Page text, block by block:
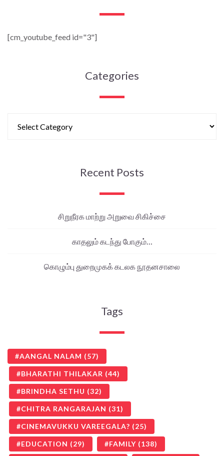
[cm_youtube_feed id="3"]
Categories
Recent Posts
சிறுநீரக மாற்று அறுவை சிகிச்சை
காதலும் கடந்து போகும்…
கொழும்பு துறைமுகக் கடலக நூதனசாலை
Tags
AANGAL NALAM (57)
BHARATHI THILAKAR (44)
BRINDHA SETHU (32)
CHITRA RANGARAJAN (31)
CINEMAVUKKU VAREEGALA? (25)
EDUCATION (29) FAMILY (138)